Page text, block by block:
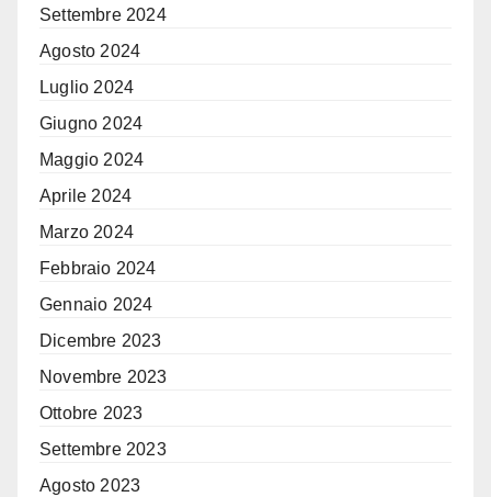
Settembre 2024
Agosto 2024
Luglio 2024
Giugno 2024
Maggio 2024
Aprile 2024
Marzo 2024
Febbraio 2024
Gennaio 2024
Dicembre 2023
Novembre 2023
Ottobre 2023
Settembre 2023
Agosto 2023